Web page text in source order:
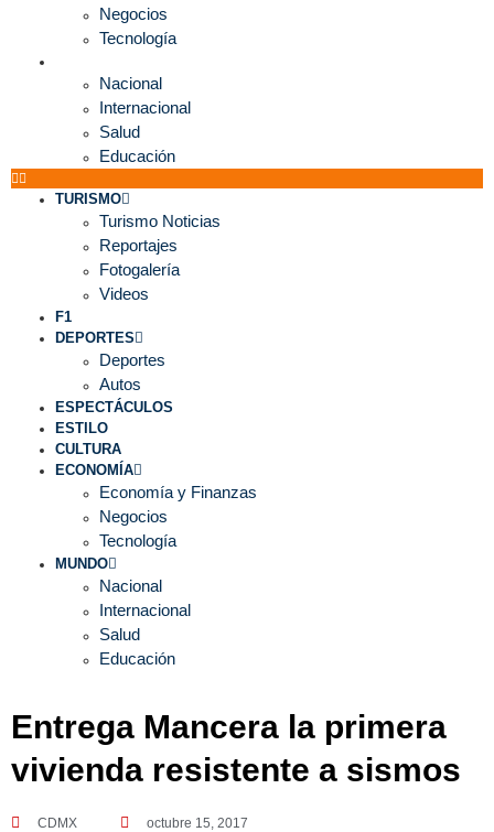
Negocios
Tecnología
Nacional
Internacional
Salud
Educación
TURISMO
Turismo Noticias
Reportajes
Fotogalería
Videos
F1
DEPORTES
Deportes
Autos
ESPECTÁCULOS
ESTILO
CULTURA
ECONOMÍA
Economía y Finanzas
Negocios
Tecnología
MUNDO
Nacional
Internacional
Salud
Educación
Entrega Mancera la primera
vivienda resistente a sismos
CDMX octubre 15, 2017